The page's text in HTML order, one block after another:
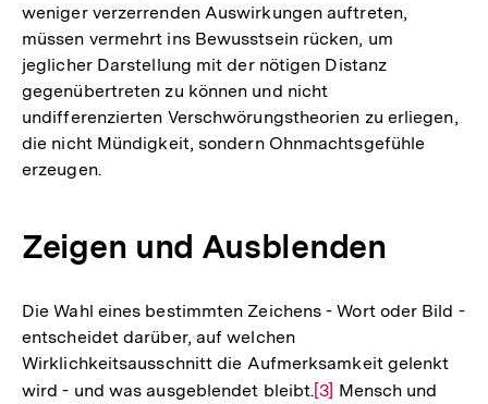
Fußnote
weniger verzerrenden Auswirkungen auftreten,
müssen vermehrt ins Bewusstsein rücken, um
jeglicher Darstellung mit der nötigen Distanz
gegenübertreten zu können und nicht
undifferenzierten Verschwörungstheorien zu erliegen,
die nicht Mündigkeit, sondern Ohnmachtsgefühle
erzeugen.
Zeigen und Ausblenden
Die Wahl eines bestimmten Zeichens - Wort oder Bild -
entscheidet darüber, auf welchen
Wirklichkeitsausschnitt die Aufmerksamkeit gelenkt
wird - und was ausgeblendet bleibt.Zur
[3] Mensch und